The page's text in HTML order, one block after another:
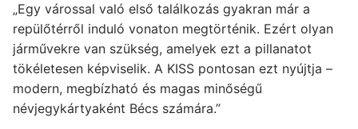
„Egy várossal való első találkozás gyakran már a
repülőtérről induló vonaton megtörténik. Ezért olyan
járművekre van szükség, amelyek ezt a pillanatot
tökéletesen képviselik. A KISS pontosan ezt nyújtja –
modern, megbízható és magas minőségű
névjegykártyaként Bécs számára.”